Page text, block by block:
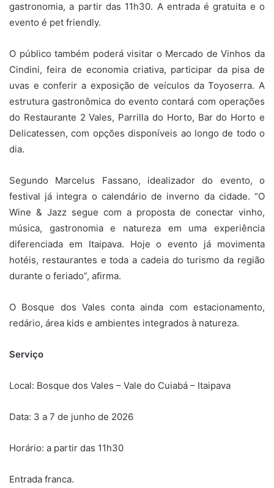
gastronomia, a partir das 11h30. A entrada é gratuita e o
evento é pet friendly.
O público também poderá visitar o Mercado de Vinhos da
Cindini, feira de economia criativa, participar da pisa de
uvas e conferir a exposição de veículos da Toyoserra. A
estrutura gastronômica do evento contará com operações
do Restaurante 2 Vales, Parrilla do Horto, Bar do Horto e
Delicatessen, com opções disponíveis ao longo de todo o
dia.
Segundo Marcelus Fassano, idealizador do evento, o
festival já integra o calendário de inverno da cidade. “O
Wine & Jazz segue com a proposta de conectar vinho,
música, gastronomia e natureza em uma experiência
diferenciada em Itaipava. Hoje o evento já movimenta
hotéis, restaurantes e toda a cadeia do turismo da região
durante o feriado”, afirma.
O Bosque dos Vales conta ainda com estacionamento,
redário, área kids e ambientes integrados à natureza.
Serviço
Local: Bosque dos Vales – Vale do Cuiabá – Itaipava
Data: 3 a 7 de junho de 2026
Horário: a partir das 11h30
Entrada franca.